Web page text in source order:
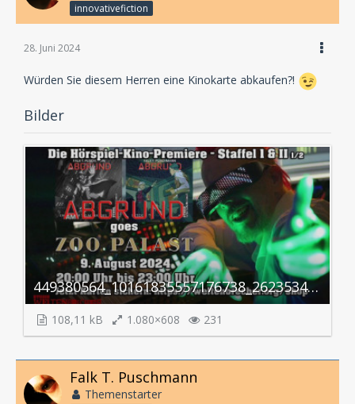
innovativefiction
28. Juni 2024
Würden Sie diesem Herren eine Kinokarte abkaufen?!
Bilder
449380564_10161835557176738_2623534357531021670_n.jpg
108,11 kB 1.080×608 231
Falk T. Puschmann
Themenstarter